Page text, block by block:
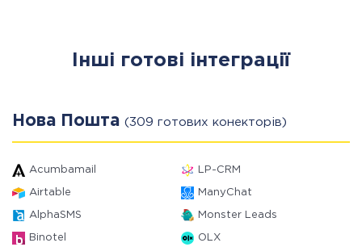
Інші готові інтеграції
Нова Пошта (309 готових конекторів)
Acumbamail LP-CRM
Airtable ManyChat
AlphaSMS Monster Leads
Binotel OLX